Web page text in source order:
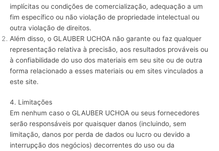
implícitas ou condições de comercialização, adequação a um
fim específico ou não violação de propriedade intelectual ou
outra violação de direitos.
Além disso, o GLAUBER UCHOA não garante ou faz qualquer
representação relativa à precisão, aos resultados prováveis ​​ou
à confiabilidade do uso dos materiais em seu site ou de outra
forma relacionado a esses materiais ou em sites vinculados a
este site.
4. Limitações
Em nenhum caso o GLAUBER UCHOA ou seus fornecedores
serão responsáveis ​​por quaisquer danos (incluindo, sem
limitação, danos por perda de dados ou lucro ou devido a
interrupção dos negócios) decorrentes do uso ou da